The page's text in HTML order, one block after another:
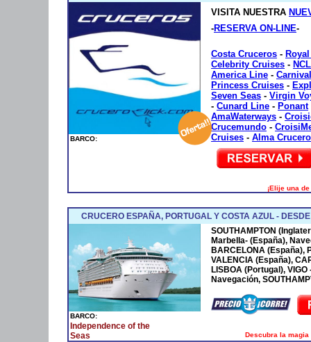
BARCO:
VISITA NUESTRA
-RESERVA ON-LINE-
Costa Cruceros -
Celebrity Cruises - NCL
America Line -
Princess Cruises -
Seven Seas - Virgin
- Cunard Line - Ponant
AmaWaterways -
Crucemundo -
Cruises - Alma
¡Elije una
CRUCERO ESPAÑA, PORTUGAL Y COSTA AZUL -
BARCO:
Independence of the
Seas
SOUTHAMPTON
Marbella- (España),
BARCELONA (España),
VALENCIA (España),
LISBOA (Portugal),
Navegación,
Descubra la